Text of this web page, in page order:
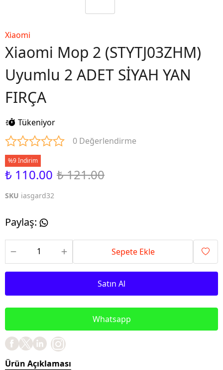
Xiaomi
Xiaomi Mop 2 (STYTJ03ZHM)
Uyumlu 2 ADET SİYAH YAN
FIRÇA
Tükeniyor
0 Değerlendirme
%9 İndirim
₺ 110.00 ₺ 121.00
SKU iasgard32
Paylaş:
Sepete Ekle
Satın Al
Whatsapp
Ürün Açıklaması